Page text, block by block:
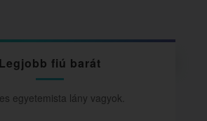
Legjobb fiú barát
egyetemista lány vagyok.